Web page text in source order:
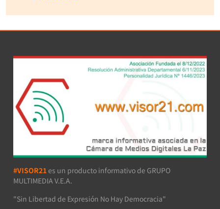
#VISOR21 es un producto informativo de GRUPO
MULTIMEDIA V.E.A.
"Sin Libertad de Expresión No Hay Democracia"